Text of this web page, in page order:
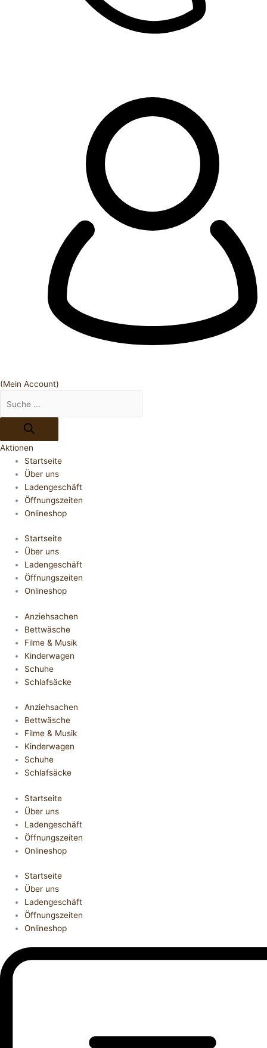
(Mein Account)
Aktionen
Startseite
Über uns
Ladengeschäft
Öffnungszeiten
Onlineshop
Startseite
Über uns
Ladengeschäft
Öffnungszeiten
Onlineshop
Anziehsachen
Bettwäsche
Filme & Musik
Kinderwagen
Schuhe
Schlafsäcke
Anziehsachen
Bettwäsche
Filme & Musik
Kinderwagen
Schuhe
Schlafsäcke
Startseite
Über uns
Ladengeschäft
Öffnungszeiten
Onlineshop
Startseite
Über uns
Ladengeschäft
Öffnungszeiten
Onlineshop